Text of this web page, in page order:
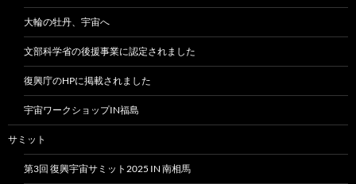
大輪の牡丹、宇宙へ
文部科学省の後援事業に認定されました
復興庁のHPに掲載されました
宇宙ワークショップIN福島
サミット
第3回 復興宇宙サミット2025 IN 南相馬